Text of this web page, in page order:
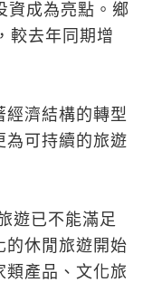
資成為亮點。鄉
較去年同期增
經濟結構的轉型
為可持續的旅遊
遊已不能滿足
的休閒旅遊開始
類產品、文化旅